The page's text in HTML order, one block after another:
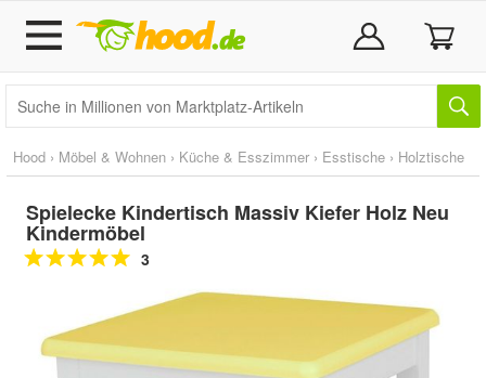
Hood › Möbel & Wohnen › Küche & Esszimmer › Esstische › Holztische
Spielecke Kindertisch Massiv Kiefer Holz Neu
Kindermöbel
3